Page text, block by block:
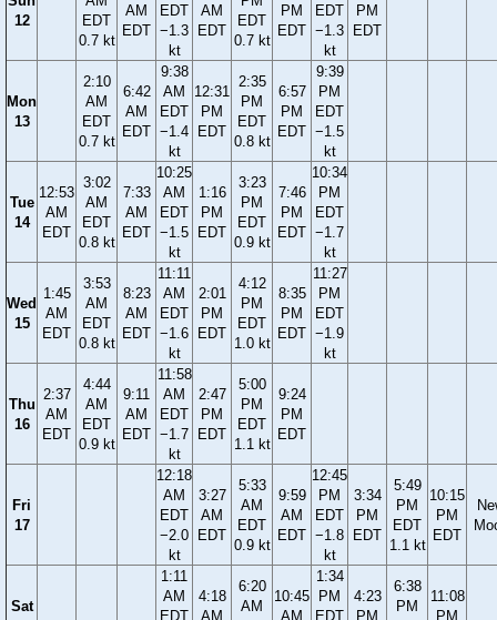
12
EDT
0.7 kt
AM
EDT
EDT
−1.3
kt
AM
EDT
EDT
0.7 kt
PM
EDT
EDT
−1.3
kt
PM
EDT
Mon
13
2:10
AM
EDT
0.7 kt
6:42
AM
EDT
9:38
AM
EDT
−1.4
kt
12:31
PM
EDT
2:35
PM
EDT
0.8 kt
6:57
PM
EDT
9:39
PM
EDT
−1.5
kt
Tue
14
12:53
AM
EDT
3:02
AM
EDT
0.8 kt
7:33
AM
EDT
10:25
AM
EDT
−1.5
kt
1:16
PM
EDT
3:23
PM
EDT
0.9 kt
7:46
PM
EDT
10:34
PM
EDT
−1.7
kt
Wed
15
1:45
AM
EDT
3:53
AM
EDT
0.8 kt
8:23
AM
EDT
11:11
AM
EDT
−1.6
kt
2:01
PM
EDT
4:12
PM
EDT
1.0 kt
8:35
PM
EDT
11:27
PM
EDT
−1.9
kt
Thu
16
2:37
AM
EDT
4:44
AM
EDT
0.9 kt
9:11
AM
EDT
11:58
AM
EDT
−1.7
kt
2:47
PM
EDT
5:00
PM
EDT
1.1 kt
9:24
PM
EDT
Fri
17
12:18
AM
EDT
−2.0
kt
3:27
AM
EDT
5:33
AM
EDT
0.9 kt
9:59
AM
EDT
12:45
PM
EDT
−1.8
kt
3:34
PM
EDT
5:49
PM
EDT
1.1 kt
10:15
PM
EDT
Sat
1:11
AM
EDT
4:18
AM
6:20
AM
10:45
AM
1:34
PM
EDT
4:23
PM
6:38
PM
11:08
PM